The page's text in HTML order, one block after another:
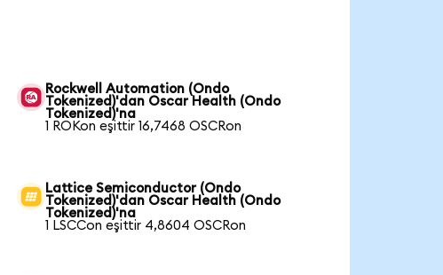
Rockwell Automation (Ondo
Tokenized)'dan Oscar Health (Ondo
Tokenized)'na
1 ROKon eşittir 16,7468 OSCRon
Lattice Semiconductor (Ondo
Tokenized)'dan Oscar Health (Ondo
Tokenized)'na
1 LSCCon eşittir 4,8604 OSCRon